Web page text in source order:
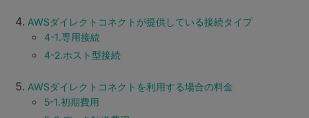
AWSダイレクトコネクトが提供している接続タイプ
4-1.専用接続
4-2.ホスト型接続
AWSダイレクトコネクトを利用する場合の料金
5-1.初期費用